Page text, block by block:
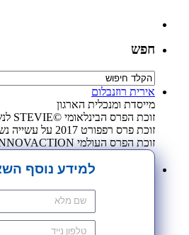
חפש
אירית רוזנבלום
מייסדת ומנכלית הארגון
זוכת הפרס הבינלאומי ©STEVIE לנשים פורצות דרך 2019
זוכת פרס רפפורט 2017 על עשייה נשית פורצת דרך
זוכת הפרס העולמי INNOVACTION לחדשנות ויצירתיות משפטית 2009
למידע נוסף